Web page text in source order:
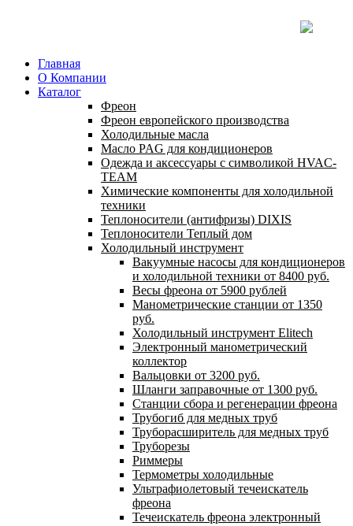
Главная
О Компании
Каталог
Фреон
Фреон европейского производства
Холодильные масла
Масло PAG для кондиционеров
Одежда и аксессуары с символикой HVAC-
TEAM
Химические компоненты для холодильной
техники
Теплоносители (антифризы) DIXIS
Теплоносители Теплый дом
Холодильный инструмент
Вакуумные насосы для кондиционеров
и холодильной техники от 8400 руб.
Весы фреона от 5900 рублей
Манометрические станции от 1350
руб.
Холодильный инструмент Elitech
Электронный манометрический
коллектор
Вальцовки от 3200 руб.
Шланги заправочные от 1300 руб.
Станции сбора и регенерации фреона
Трубогиб для медных труб
Труборасширитель для медных труб
Труборезы
Риммеры
Термометры холодильные
Ультрафиолетовый течеискатель
фреона
Течеискатель фреона электронный